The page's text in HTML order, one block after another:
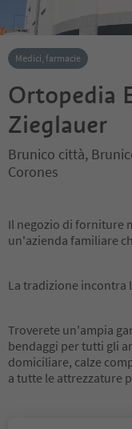
Medici, farmacie
Ortopedia
Zieglauer
Brunico città,
Corones
Il negozio di forniture
un'azienda familiare
La tradizione incontra
Troverete un'ampia
bendaggi per tutti gli
domiciliare, calze
a tutte le attrezzature